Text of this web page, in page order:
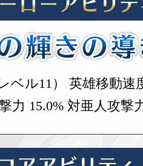
ベル11）
英雄移動速
力 15.0% 対亜人攻撃